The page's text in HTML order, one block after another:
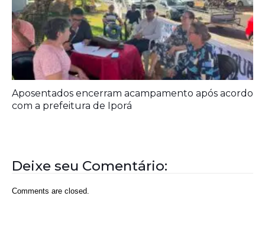
Aposentados encerram acampamento após acordo
com a prefeitura de Iporá
Deixe seu Comentário:
Comments are closed.